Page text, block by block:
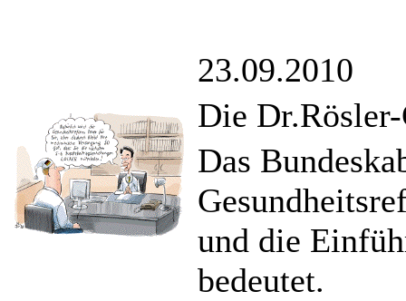
23.09.2010
Die
Das
und die
bedeutet.